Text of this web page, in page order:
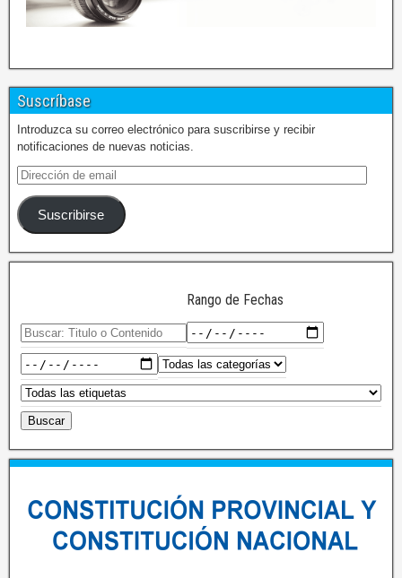
Suscríbase
Introduzca su correo electrónico para suscribirse y recibir
notificaciones de nuevas noticias.
Suscribirse
Rango de Fechas